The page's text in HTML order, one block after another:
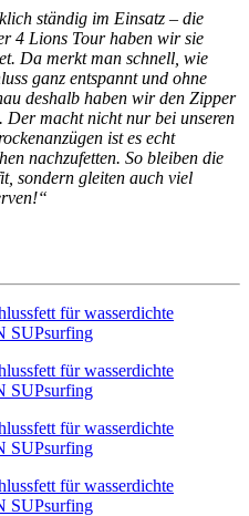
ständig im Einsatz – die
4 Lions Tour haben wir sie
Da merkt man schnell, wie
ganz entspannt und ohne
deshalb haben wir den Zipper
Der macht nicht nur bei unseren
ist es echt
nachzufetten. So bleiben die
sondern gleiten auch viel